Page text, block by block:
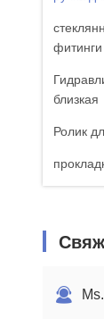
фитинги
близкая
Ролик